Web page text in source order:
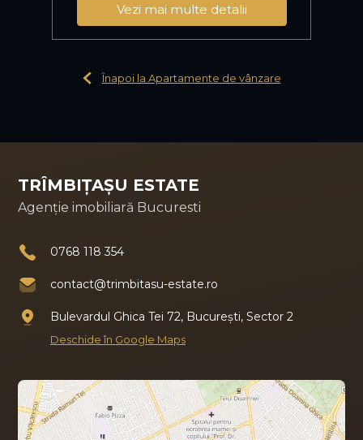
Vezi mai multe detalii
Înapoi la Apartamente de vânzare
TRÎMBIȚAȘU ESTATE
Agenție imobiliară Bucuresti
0768 118 354
contact@trimbitasu-estate.ro
Bulevardul Ghica Tei 72, București, Sector 2
Deschide în Google Maps